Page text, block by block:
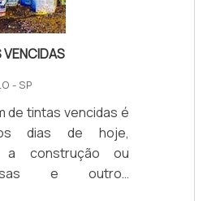
- SP
de tintas vencidas é
dias de hoje,
a construção ou
e outros
após a pintura,